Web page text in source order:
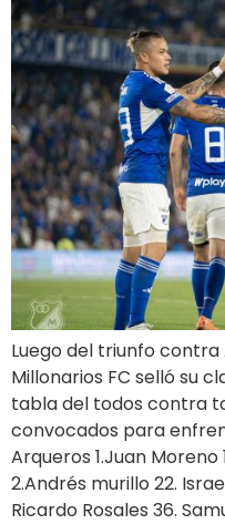
Luego del triunfo
Millonarios FC selló su
tabla del todos contra
convocados para
Arqueros 1.Juan
2.Andrés murillo 22.
Ricardo Rosales 36.